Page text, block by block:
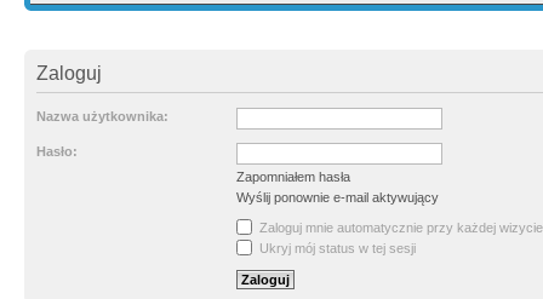
Zaloguj
Nazwa użytkownika:
Hasło:
Zapomniałem hasła
Wyślij ponownie e-mail aktywujący
Zaloguj mnie automatycznie przy każdej wizycie
Ukryj mój status w tej sesji